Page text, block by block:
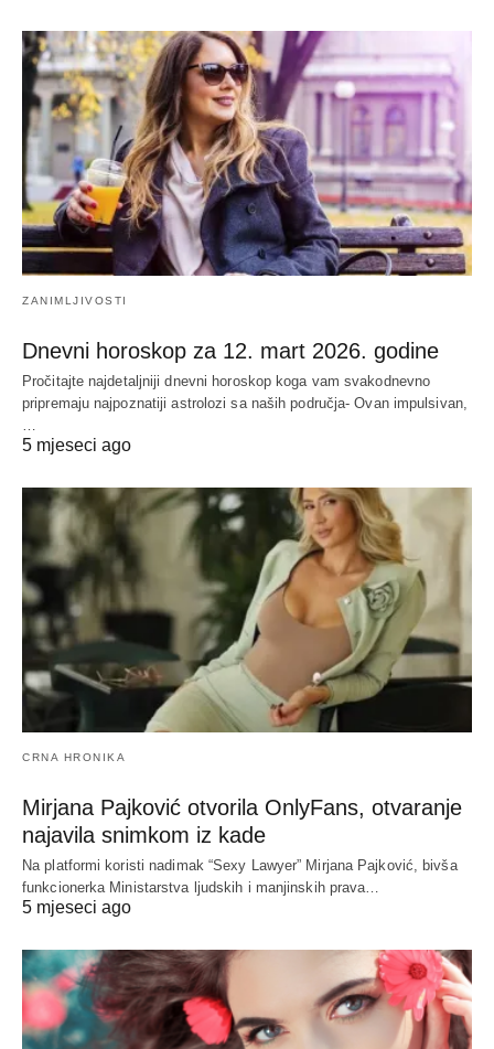
ZANIMLJIVOSTI
Dnevni horoskop za 12. mart 2026. godine
Pročitajte najdetaljniji dnevni horoskop koga vam svakodnevno
pripremaju najpoznatiji astrolozi sa naših područja- Ovan impulsivan,
5 mjeseci ago
CRNA HRONIKA
Mirjana Pajković otvorila OnlyFans, otvaranje
najavila snimkom iz kade
Na platformi koristi nadimak “Sexy Lawyer” Mirjana Pajković, bivša
funkcionerka Ministarstva ljudskih i manjinskih prava…
5 mjeseci ago